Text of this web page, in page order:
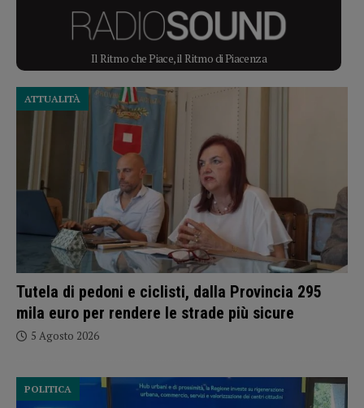
Il Ritmo che Piace, il Ritmo di Piacenza
Tutela di pedoni e ciclisti, dalla Provincia 295
mila euro per rendere le strade più sicure
ATTUALITÀ
5 Agosto 2026
POLITICA